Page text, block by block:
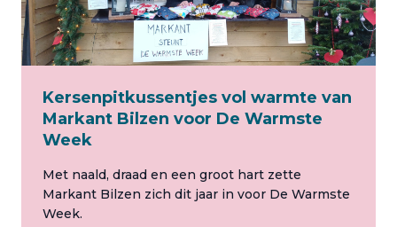
Kersenpitkussentjes vol warmte van
Markant Bilzen voor De Warmste
Week
Met naald, draad en een groot hart zette
Markant Bilzen zich dit jaar in voor De Warmste
Week.